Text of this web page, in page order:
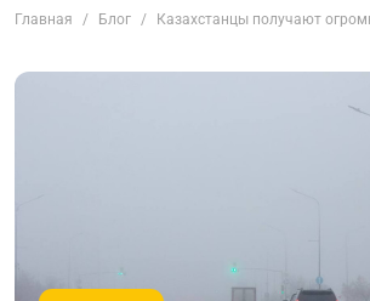
Главная Блог Казахстанцы получают